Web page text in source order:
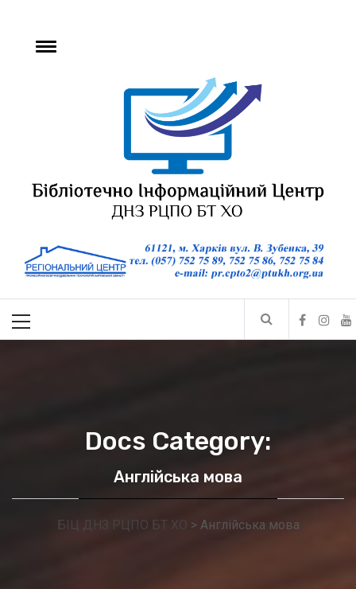
БІЦ ДНЗ РЦПО БТ
Docs Category:
Англійська мова
БІЦ ДНЗ РЦПО БТ ХО > Англійська мова